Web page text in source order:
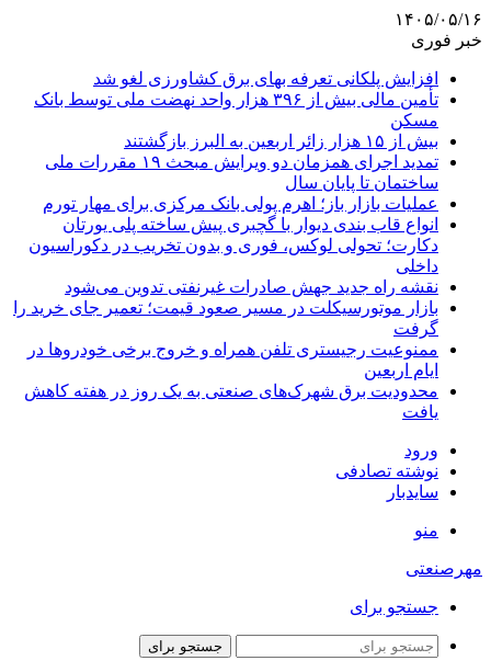
۱۴۰۵/۰۵/۱۶
خبر فوری
افزایش پلکانی تعرفه بهای برق کشاورزی لغو شد
تأمین مالی بیش از ۳۹۶ هزار واحد نهضت ملی توسط بانک
مسکن
بیش از ۱۵ هزار زائر اربعین به البرز بازگشتند
تمدید اجرای همزمان دو ویرایش مبحث ۱۹ مقررات ملی
ساختمان تا پایان سال
عملیات بازار باز؛ اهرم پولی بانک مرکزی برای مهار تورم
انواع قاب بندی دیوار با گچبری پیش ساخته پلی یورتان
دکارت؛ تحولی لوکس، فوری و بدون تخریب در دکوراسیون
داخلی
نقشه راه جدید جهش صادرات غیرنفتی تدوین می‌شود
بازار موتورسیکلت در مسیر صعود قیمت؛ تعمیر جای خرید را
گرفت
ممنوعیت رجیستری تلفن همراه و خروج برخی خودروها در
ایام اربعین
محدودیت برق شهرک‌های صنعتی به یک روز در هفته کاهش
یافت
ورود
نوشته تصادفی
سایدبار
منو
مهرصنعتی
جستجو برای
جستجو برای